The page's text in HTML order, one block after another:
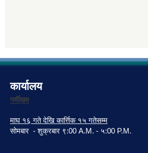
कार्यालय
गर्मीयाम
माघ १६ गते देखि कार्त्तिक १५ गतेसम्म
सोमबार - शुक्रबार ९:00 A.M. - ५:00 P.M.